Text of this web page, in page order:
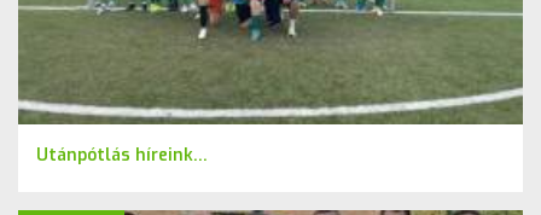
Utánpótlás híreink...